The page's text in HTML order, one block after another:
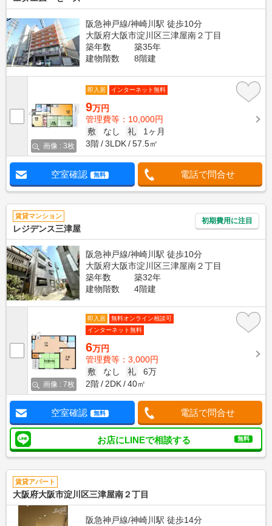
阪急神戸線/神崎川駅 徒歩10分
大阪府大阪市淀川区三津屋南２丁目
築年数
築35年
建物階数
8階建
画像 : 3枚
即入居 インターネット無料
9万円
管理費等：10,000円
敷
なし 礼
1ヶ月
3階
3LDK 57.5㎡
空室確認 無料 電話で問合せ
賃貸マンション
レジデンス三津屋
初期費用に注目
阪急神戸線/神崎川駅 徒歩10分
大阪府大阪市淀川区三津屋南２丁目
築年数
築32年
建物階数
4階建
画像 : 7枚
即入居
無料オンライン相談可
インターネット無料
6万円
管理費等：3,000円
敷
なし 礼
6万
2階
2DK 40㎡
空室確認 無料 電話で問合せ
お店にLINEで相談する 無料
賃貸アパート
大阪府大阪市淀川区三津屋南２丁目
阪急神戸線/神崎川駅 徒歩14分